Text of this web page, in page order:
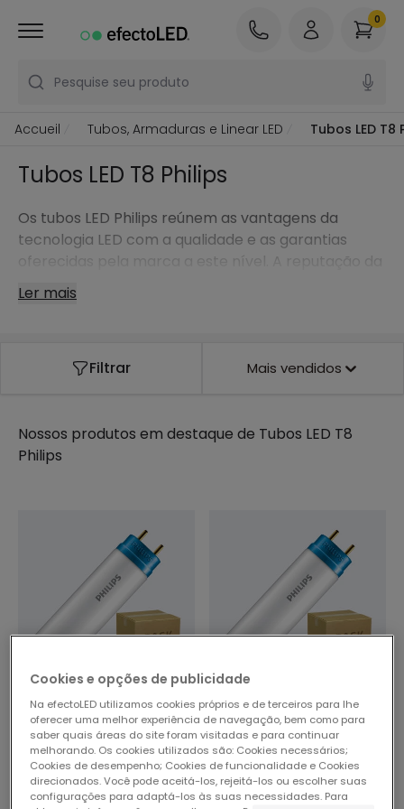
Pesquise seu produto
0
Accueil Tubos, Armaduras e Linear LED Tubos LED T8
Tubos LED T8 Philips
Os tubos LED Philips reúnem as vantagens da
tecnologia LED com a qualidade e as garantias
oferecidas pela marca a este nível. A reputação da
marca Philips assenta na presença de vários anos
no mercado com uma trajetória impecável que fala
Ler mais
Filtrar Mais vendidos
Nossos produtos em destaque de Tubos LED T8
Philips
55,86 €
(1)
Tubo LED T8 G13 150 cm
Conexão Uni-Lateral 20W
110lm/W PHILIPS CorePro
52,81 €
(2)
Tubo LED T8 G13 120 cm
Conexão Uni-Lateral 14.5W
110lm/W PHILIPS CorePro
Cookies e opções de publicidade
Na efectoLED utilizamos cookies próprios e de terceiros para lhe
oferecer uma melhor experiência de navegação, bem como para
saber quais áreas do site foram visitadas e para continuar
melhorando. Os cookies utilizados são: Cookies necessários;
Cookies de desempenho; Cookies de funcionalidade e Cookies
direcionados. Você pode aceitá-los, rejeitá-los ou escolher suas
configurações para adaptá-los às suas necessidades. Para